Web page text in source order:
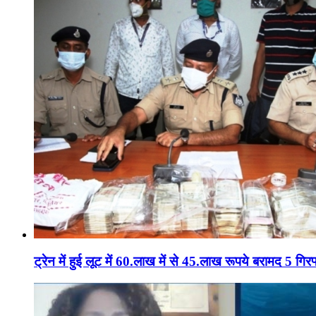
ट्रेन में हुई लूट में 60.लाख में से 45.लाख रूपये बरामद 5